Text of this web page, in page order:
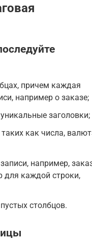
причем каждая
например о заказе;
заголовки;
как числа,
например,
для каждой строки,
столбцов.